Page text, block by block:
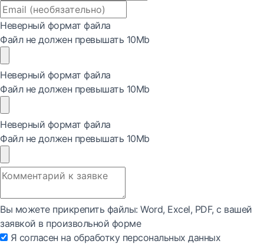
Неверный формат файла
Файл не должен превышать 10Mb
Неверный формат файла
Файл не должен превышать 10Mb
Неверный формат файла
Файл не должен превышать 10Mb
Вы можете прикрепить файлы: Word, Exсel, PDF, с вашей
заявкой в произвольной форме
Я согласен на обработку персональных данных